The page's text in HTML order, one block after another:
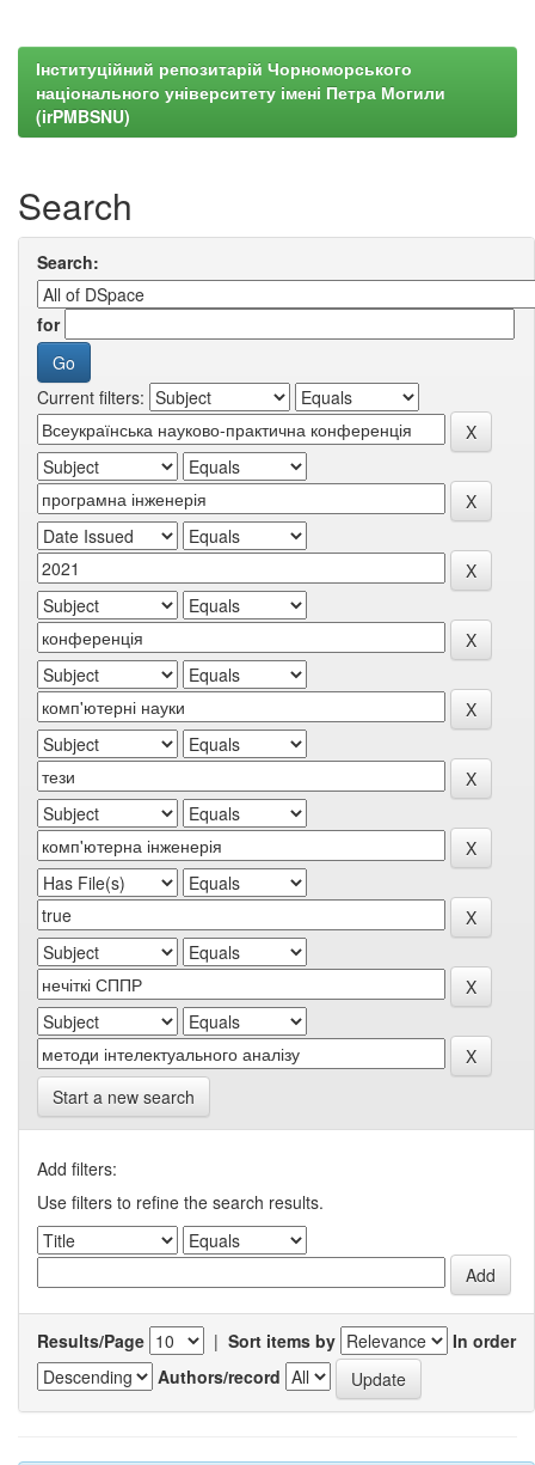
Інституційний репозитарій Чорноморського
національного університету імені Петра Могили
(irPMBSNU)
Search
Search:
for
Current filters:
Start a new search
Add filters:
Use filters to refine the search results.
Results/Page | Sort items by
In order
Authors/record